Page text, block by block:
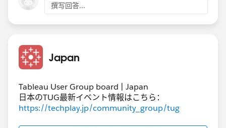
撰写回答...
Japan
Tableau User Group board | Japan
日本のTUG最新イベント情報はこちら：
https://techplay.jp/community_group/tug